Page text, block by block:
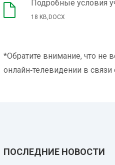
Подробные условия
18 KB,DOCX
*Обратите внимание, что не
онлайн‑телевидении в
ПОСЛЕДНИЕ НОВОСТИ